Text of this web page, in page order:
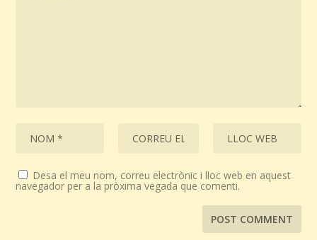
Desa el meu nom, correu electrònic i lloc web en aquest
navegador per a la pròxima vegada que comenti.